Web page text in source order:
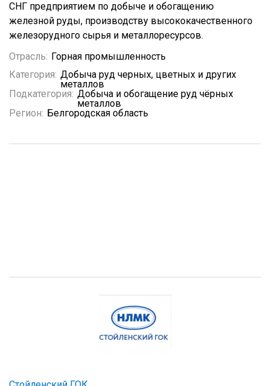
СНГ предприятием по добыче и обогащению
железной руды, производству высококачественного
железорудного сырья и металлоресурсов.
Отрасль: Горная промышленность
Категория: Добыча руд черных, цветных и других
металлов
Подкатегория: Добыча и обогащение руд чёрных
металлов
Регион: Белгородская область